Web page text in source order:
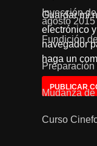
Guardar mi
electrónico
navegador
haga un
agosto 2015
Inyección
Fundición
Mudanza
Curso